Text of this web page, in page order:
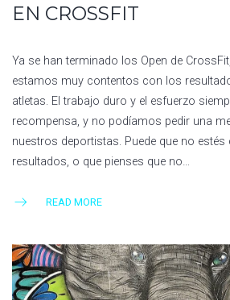
EN CROSSFIT
Ya se han terminado los Open de
estamos muy contentos con los
atletas. El trabajo duro y el esfuerzo
recompensa, y no podíamos pedir una
nuestros deportistas. Puede que no
resultados, o que pienses que no…
READ MORE